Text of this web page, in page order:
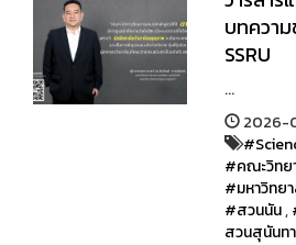
บทควา
SSRU
...
2026-
#คณะวิทย
#มหาวิทย
#สวนนัน,
สวนสุนันทา